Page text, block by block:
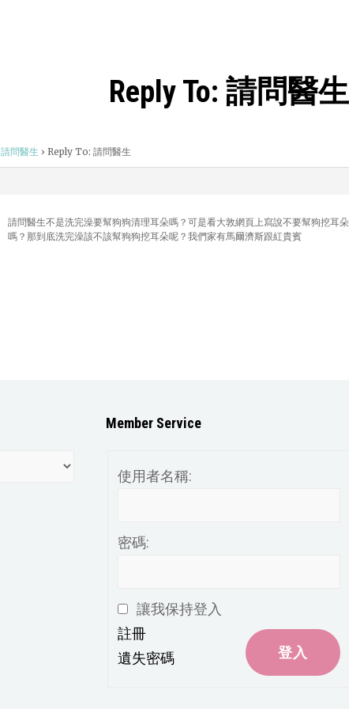
Reply To: 請問醫生
請問醫生 › Reply To: 請問醫生
請問醫生不是洗完澡要幫狗狗清理耳朵嗎？可是看大敦網頁上寫說不要幫狗挖耳
嗎？那到底洗完澡該不該幫狗狗挖耳朵呢？我們家有馬爾濟斯跟紅貴賓
Member Service
使用者名稱:
密碼:
讓我保持登入
登入
註冊
遺失密碼